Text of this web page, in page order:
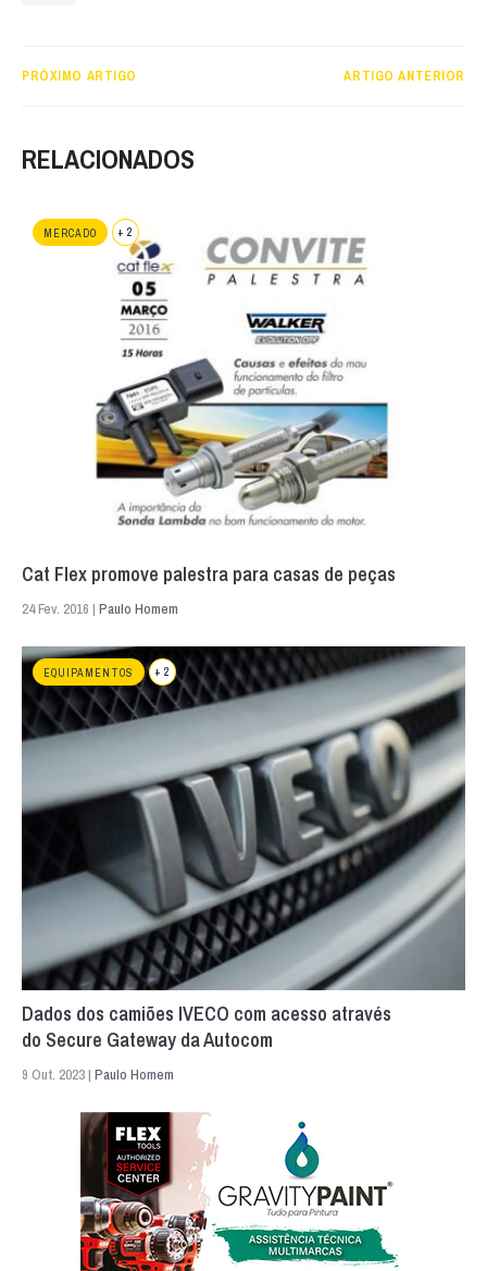
PRÓXIMO ARTIGO ARTIGO ANTERIOR
RELACIONADOS
MERCADO + 2
Cat Flex promove palestra para casas de peças
24 Fev. 2016 | Paulo Homem
EQUIPAMENTOS + 2
Dados dos camiões IVECO com acesso através
do Secure Gateway da Autocom
9 Out. 2023 | Paulo Homem